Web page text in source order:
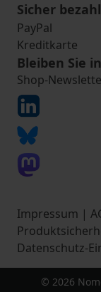
Sicher
PayPal
Kreditkarte
Bleiben Sie
Shop-
Impressum |
Datenschutz-
© 2026